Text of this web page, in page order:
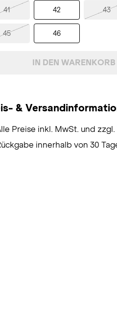
41 42 43
45 46
IN DEN WARENKORB
&
Preise inkl. MwSt. und zzgl.
innerhalb von 30